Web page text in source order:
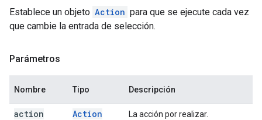
Establece un objeto Action para que se ejecute cada vez
que cambie la entrada de selección.
Parámetros
Nombre Tipo Descripción
action Action La acción por realizar.